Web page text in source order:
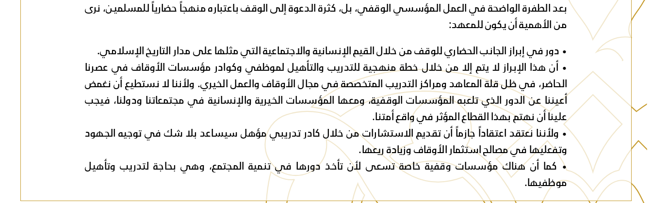
بعد الطفرة الواضحة في العمل المؤسسي الوقفي، بل، كثرة الدعوة إلى الوقف باعتباره منهجاً حضارياً للمسلمين، نرى
من الأهمية أن يكون للمعهد:
• دور في إبراز الجانب الحضاري للوقف من خلال القيم الإنسانية والاجتماعية التي مثلها على مدار التاريخ الإسلامي.
• أن هذا الإبراز لا يتم إلا من خلال خطة منهجية للتدريب والتأهيل لموظفي وكوادر مؤسسات الأوقاف في عصرنا
الحاضر، في ظل قلة المعاهد ومراكز التدريب المتخصصة في مجال الأوقاف والعمل الخيري. ولأننا لا نستطيع أن نغمض
أعيننا عن الدور الذي تلعبه المؤسسات الوقفية، ومعها المؤسسات الخيرية والإنسانية في مجتمعاتنا ودولنا، فيجب
علينا أن نهتم بهذا القطاع المؤثر في واقع أمتنا.
• ولأننا نعتقد اعتقاداً جازماً أن تقديم الاستشارات من خلال كادر تدريبي مؤهل سيساعد بلا شك في توجيه الجهود
وتفعليها في مصالح استثمار الأوقاف وزيادة ريعها.
• كما أن هناك مؤسسات وقفية خاصة تسعى لأن تأخذ دورها في تنمية المجتمع، وهي بحاجة لتدريب وتأهيل
موظفيها.